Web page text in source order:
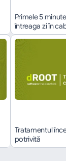
Primele 5
întreaga zi în
Tratamentul
potrivită